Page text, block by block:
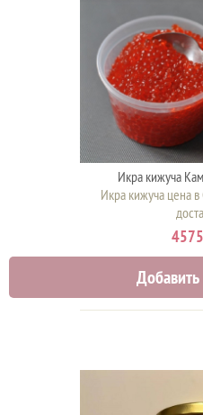
Икра кижуча
Икра кижуча цена
Добавить